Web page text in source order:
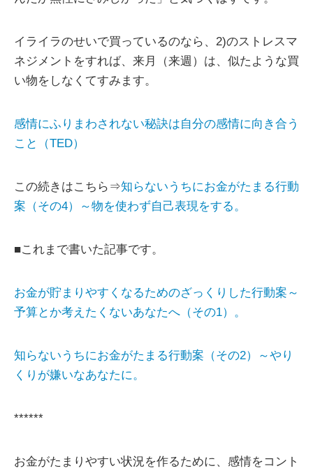
イライラのせいで買っているのなら、2)のストレスマ
ネジメントをすれば、来月（来週）は、似たような買
い物をしなくてすみます。
感情にふりまわされない秘訣は自分の感情に向き合う
こと（TED）
この続きはこちら⇒知らないうちにお金がたまる行動
案（その4）～物を使わず自己表現をする。
■これまで書いた記事です。
お金が貯まりやすくなるためのざっくりした行動案～
予算とか考えたくないあなたへ（その1）。
知らないうちにお金がたまる行動案（その2）～やり
くりが嫌いなあなたに。
******
お金がたまりやすい状況を作るために、感情をコント